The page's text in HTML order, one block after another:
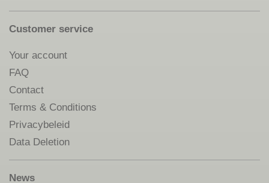
Customer service
Your account
FAQ
Contact
Terms & Conditions
Privacybeleid
Data Deletion
News